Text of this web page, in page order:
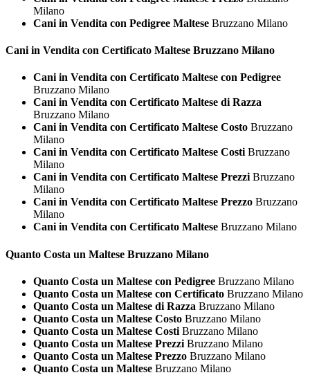
Milano
Cani in Vendita con Pedigree Maltese Bruzzano Milano
Cani in Vendita con Certificato Maltese Bruzzano Milano
Cani in Vendita con Certificato Maltese con Pedigree
Bruzzano Milano
Cani in Vendita con Certificato Maltese di Razza
Bruzzano Milano
Cani in Vendita con Certificato Maltese Costo Bruzzano
Milano
Cani in Vendita con Certificato Maltese CostiBruzzano
Milano
Cani in Vendita con Certificato Maltese PrezziBruzzano
Milano
Cani in Vendita con Certificato Maltese Prezzo Bruzzano
Milano
Cani in Vendita con Certificato Maltese Bruzzano Milano
Quanto Costa un Maltese Bruzzano Milano
Quanto Costa un Maltese con Pedigree Bruzzano Milano
Quanto Costa un Maltese con Certificato Bruzzano Milano
Quanto Costa un Maltese di Razza Bruzzano Milano
Quanto Costa un Maltese Costo Bruzzano Milano
Quanto Costa un Maltese Costi Bruzzano Milano
Quanto Costa un Maltese Prezzi Bruzzano Milano
Quanto Costa un Maltese Prezzo Bruzzano Milano
Quanto Costa un Maltese Bruzzano Milano